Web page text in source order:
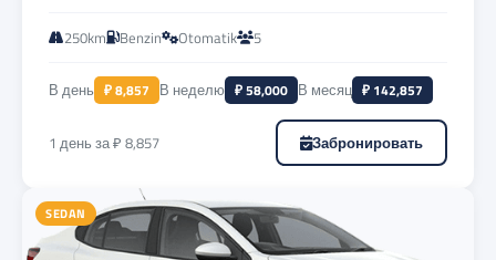
250km Benzin Otomatik 5
В день ₽ 8,857 В неделю ₽ 58,000 В месяц ₽ 142,857
1 день за ₽ 8,857 Забронировать
SEDAN